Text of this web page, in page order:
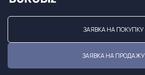
ЗАЯВКА НА ПОКУПКУ
ЗАЯВКА НА ПРОДАЖУ